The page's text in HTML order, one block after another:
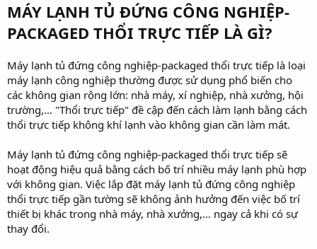
MÁY LẠNH TỦ ĐỨNG CÔNG NGHIỆP-
PACKAGED THỔI TRỰC TIẾP LÀ GÌ?
Máy lạnh tủ đứng công nghiệp-packaged thổi trực tiếp là loại
máy lạnh công nghiệp thường được sử dụng phổ biến cho
các không gian rộng lớn: nhà máy, xí nghiệp, nhà xưởng, hội
trường,… "Thổi trực tiếp" đề cập đến cách làm lạnh bằng cách
thổi trực tiếp không khí lạnh vào không gian cần làm mát.
Máy lạnh tủ đứng công nghiệp-packaged thổi trực tiếp sẽ
hoạt động hiệu quả bằng cách bố trí nhiều máy lạnh phù hợp
với không gian. Việc lắp đặt máy lạnh tủ đứng công nghiệp
thổi trực tiếp gần tường sẽ không ảnh hưởng đến việc bố trí
thiết bị khác trong nhà máy, nhà xưởng,… ngay cả khi có sự
thay đổi.